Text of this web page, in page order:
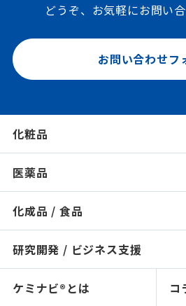
どうぞ、お気軽にお問い
お問い合わせフ
化粧品
化粧品トップ
製品検索
イチオシ原料
認証 / サステナビリティ
医薬品
医薬品トップ
製品検索
イチオシ原料
化成品 / 食品
化成品 / 食品トップ
製品検索
研究開発 / ビジネス支援
研究開発 / ビジネス支援トップ
ケミナビ®とは コ